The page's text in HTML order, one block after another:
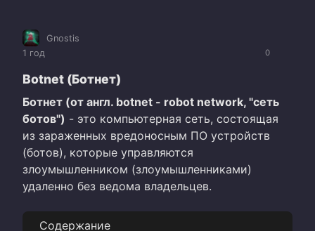
0
Gnostis
1 год
Botnet (Ботнет)
Ботнет (от англ. botnet - robot network, "сеть
ботов") - это компьютерная сеть, состоящая
из зараженных вредоносным ПО устройств
(ботов), которые управляются
злоумышленником (злоумышленниками)
удаленно без ведома владельцев.
Содержание